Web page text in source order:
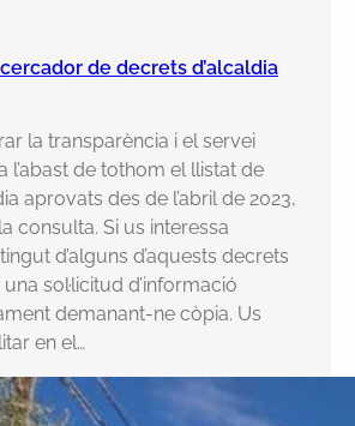
de decrets d’alcaldia
la transparència i el servei
l’abast de tothom el llistat de
aprovats des de l’abril de 2023,
consulta. Si us interessa
d’alguns d’aquests decrets
sol·licitud d’informació
demanant-ne còpia. Us
en el…